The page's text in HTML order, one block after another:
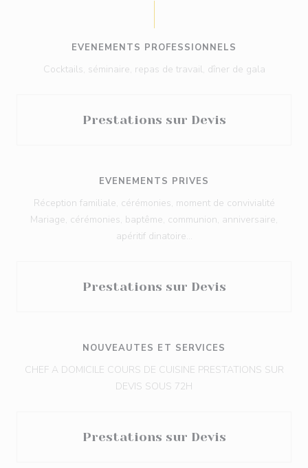
EVENEMENTS PROFESSIONNELS
Cocktails, séminaire, repas de travail, dîner de gala
Prestations sur Devis
EVENEMENTS PRIVES
Réception familiale, cérémonies, moment de convivialité
Mariage, cérémonies, baptême, communion, anniversaire,
apéritif dinatoire...
Prestations sur Devis
NOUVEAUTES ET SERVICES
CHEF A DOMICILE COURS DE CUISINE PRESTATIONS SUR
DEVIS SOUS 72H
Prestations sur Devis